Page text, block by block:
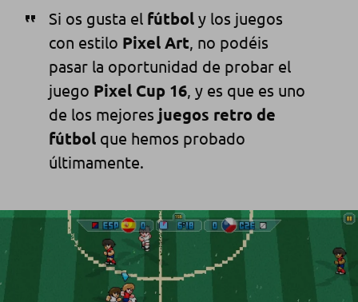
Si os gusta el fútboly los juegos
con estilo Pixel Art , no podéis
pasar la oportunidad de probar el
juego Pixel Cup 16, y es que es uno
de los mejores juegos retro de
fútbolque hemos probado
últimamente.